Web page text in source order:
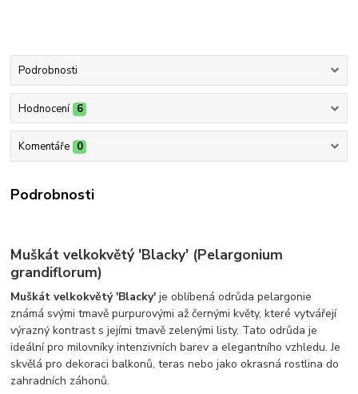
Podrobnosti
Hodnocení 6
Komentáře 0
Podrobnosti
Muškát velkokvětý 'Blacky' (Pelargonium
grandiflorum)
Muškát velkokvětý 'Blacky' je oblíbená odrůda pelargonie
známá svými tmavě purpurovými až černými květy, které vytvářejí
výrazný kontrast s jejími tmavě zelenými listy. Tato odrůda je
ideální pro milovníky intenzivních barev a elegantního vzhledu. Je
skvělá pro dekoraci balkonů, teras nebo jako okrasná rostlina do
zahradních záhonů.